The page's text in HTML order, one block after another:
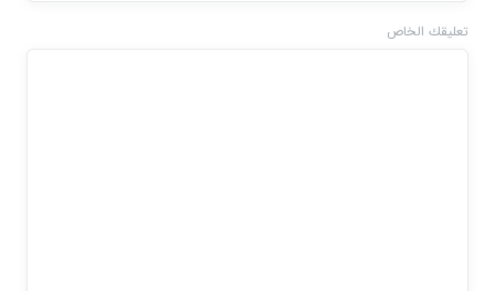
تعليقك الخاص